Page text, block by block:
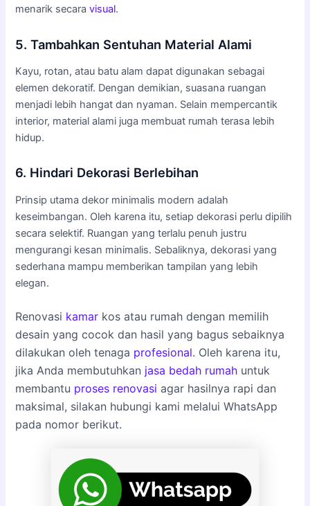
menarik secaravisual.
5. Tambahkan Sentuhan Material Alami
Kayu, rotan, atau batu alam dapat digunakan sebagai
elemen dekoratif. Dengan demikian, suasana ruangan
menjadi lebih hangat dan nyaman. Selain mempercantik
interior, material alami juga membuat rumah terasa lebih
hidup.
6. Hindari Dekorasi Berlebihan
Prinsip utama dekor minimalis modern adalah
keseimbangan. Oleh karena itu, setiap dekorasi perlu dipilih
secara selektif. Ruangan yang terlalu penuh justru
mengurangi kesan minimalis. Sebaliknya, dekorasi yang
sederhana mampu memberikan tampilan yang lebih
elegan.
Renovasi kamar kos atau rumah dengan memilih
desain yang cocok dan hasil yang bagus sebaiknya
dilakukan oleh tenaga profesional. Oleh karena itu,
jika Anda membutuhkan jasa bedah rumah untuk
membantu proses renovasi agar hasilnya rapi dan
maksimal, silakan hubungi kami melalui WhatsApp
pada nomor berikut.